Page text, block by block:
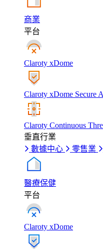
商業
平台
Claroty xDome
Claroty xDome Secure
Claroty Continuous
垂直行業
數據中心
零售業
醫療保健
平台
Claroty xDome